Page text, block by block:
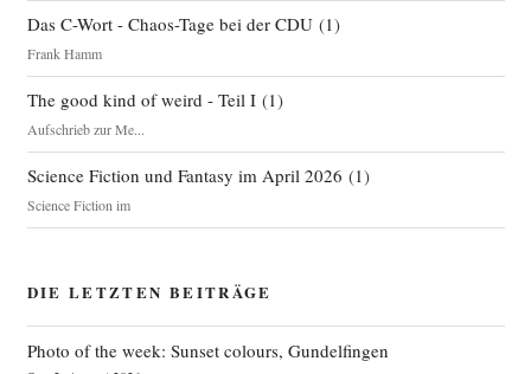
Das C-Wort - Chaos-Tage bei der CDU(1)
Frank Hamm
The good kind of weird - Teil I(1)
Aufschrieb zur Me...
Science Fiction und Fantasy im April 2026 (1)
Science Fiction im
DIE LETZTEN BEITRÄGE
Photo of the week: Sunset colours, Gundelfingen